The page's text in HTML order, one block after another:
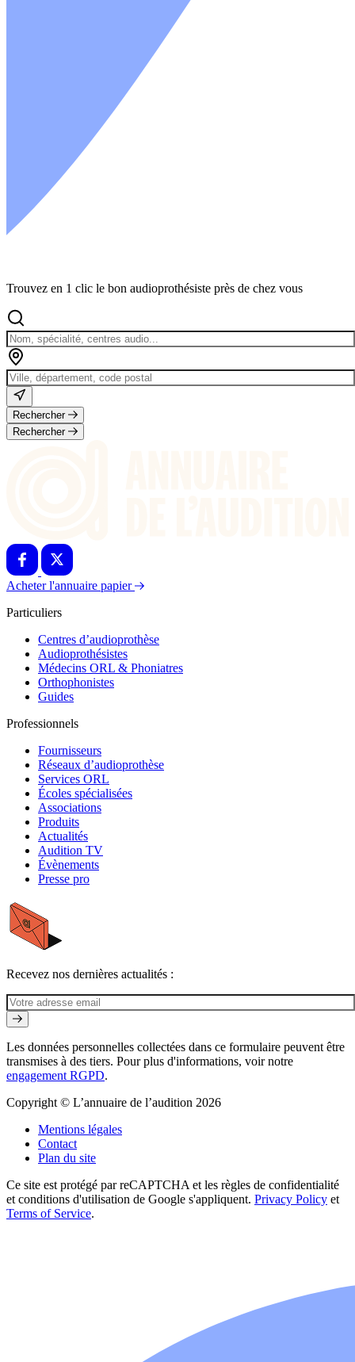
Trouvez en 1 clic le bon audioprothésiste près de chez vous
Rechercher
Rechercher
Acheter l'annuaire papier
Particuliers
Centres d’audioprothèse
Audioprothésistes
Médecins ORL & Phoniatres
Orthophonistes
Guides
Professionnels
Fournisseurs
Réseaux d’audioprothèse
Services ORL
Écoles spécialisées
Associations
Produits
Actualités
Audition TV
Évènements
Presse pro
Recevez nos dernières actualités :
Les données personnelles collectées dans ce formulaire peuvent être
transmises à des tiers. Pour plus d'informations, voir notre
engagement RGPD.
Copyright © L’annuaire de l’audition 2026
Mentions légales
Contact
Plan du site
Ce site est protégé par reCAPTCHA et les règles de confidentialité
et conditions d'utilisation de Google s'appliquent. Privacy Policy et
Terms of Service.